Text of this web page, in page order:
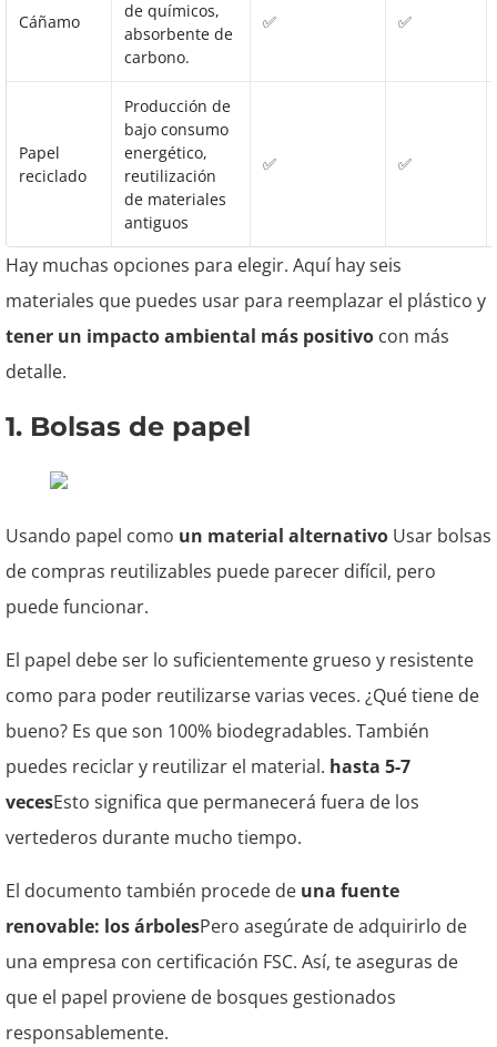
Cáñamo
de químicos,
absorbente de
carbono.
✅ ✅
Papel
reciclado
Producción de
bajo consumo
energético,
reutilización
de materiales
antiguos
✅ ✅
Hay muchas opciones para elegir. Aquí hay seis
materiales que puedes usar para reemplazar el plástico y
tener un impacto ambiental más positivo con más
detalle.
1. Bolsas de papel
Usando papel como un material alternativo Usar bolsas
de compras reutilizables puede parecer difícil, pero
puede funcionar.
El papel debe ser lo suficientemente grueso y resistente
como para poder reutilizarse varias veces. ¿Qué tiene de
bueno? Es que son 100% biodegradables. También
puedes reciclar y reutilizar el material. hasta 5-7
vecesEsto significa que permanecerá fuera de los
vertederos durante mucho tiempo.
El documento también procede de una fuente
renovable: los árbolesPero asegúrate de adquirirlo de
una empresa con certificación FSC. Así, te aseguras de
que el papel proviene de bosques gestionados
responsablemente.